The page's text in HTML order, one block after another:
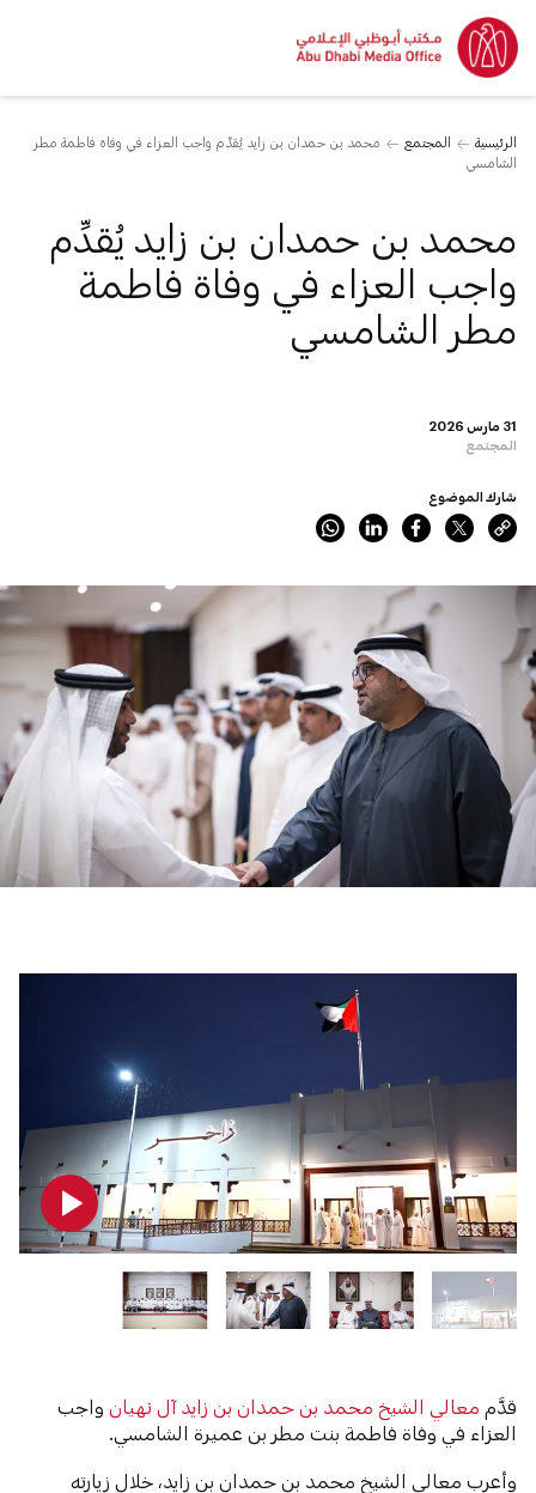
الرئيسية المجتمع
محمد بن حمدان بن زايد يُقدِّم واجب العزاء في وفاة فاطمة مطر
الشامسي
31 مارس 2026
المجتمع
محمد بن حمدان بن زايد يُقدِّم
واجب العزاء في وفاة فاطمة
مطر الشامسي
شارك الموضوع
قدَّم معالي الشيخ محمد بن حمدان بن زايد آل نهيان واجب
العزاء في وفاة فاطمة بنت مطر بن عميرة الشامسي.
وأعرب معالي الشيخ محمد بن حمدان بن زايد، خلال زيارته